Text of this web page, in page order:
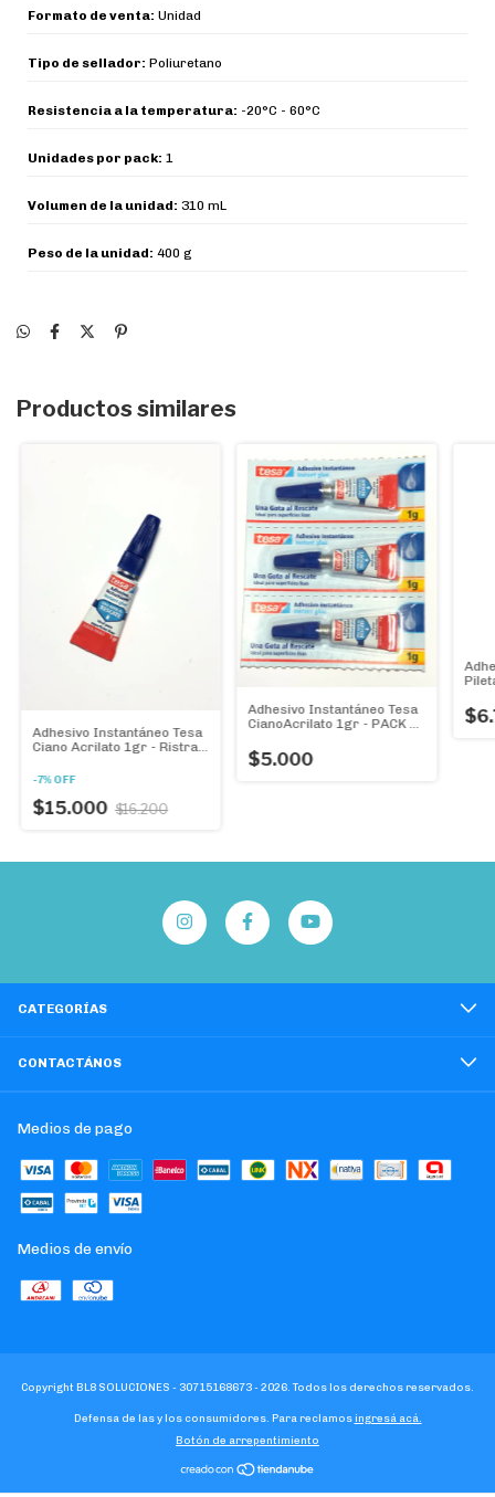
Formato de venta: Unidad
Tipo de sellador: Poliuretano
Resistencia a la temperatura: -20°C - 60°C
Unidades por pack: 1
Volumen de la unidad: 310 mL
Peso de la unidad: 400 g
Productos similares
Adhesivo Instantáneo Tesa
Ciano Acrilato 1gr - Ristra
-7%OFF
$15.000 $16.200
Adhesivo Instantáneo Tesa
CianoAcrilato 1gr - PACK 3
rescate!!
$5.000
CATEGORÍAS
CONTACTÁNOS
Medios de pago
Medios de envío
Copyright BL8 SOLUCIONES - 30715168673 - 2026. Todos los derechos reservados.
Defensa de las y los consumidores. Para reclamos ingresá acá.
Botón de arrepentimiento